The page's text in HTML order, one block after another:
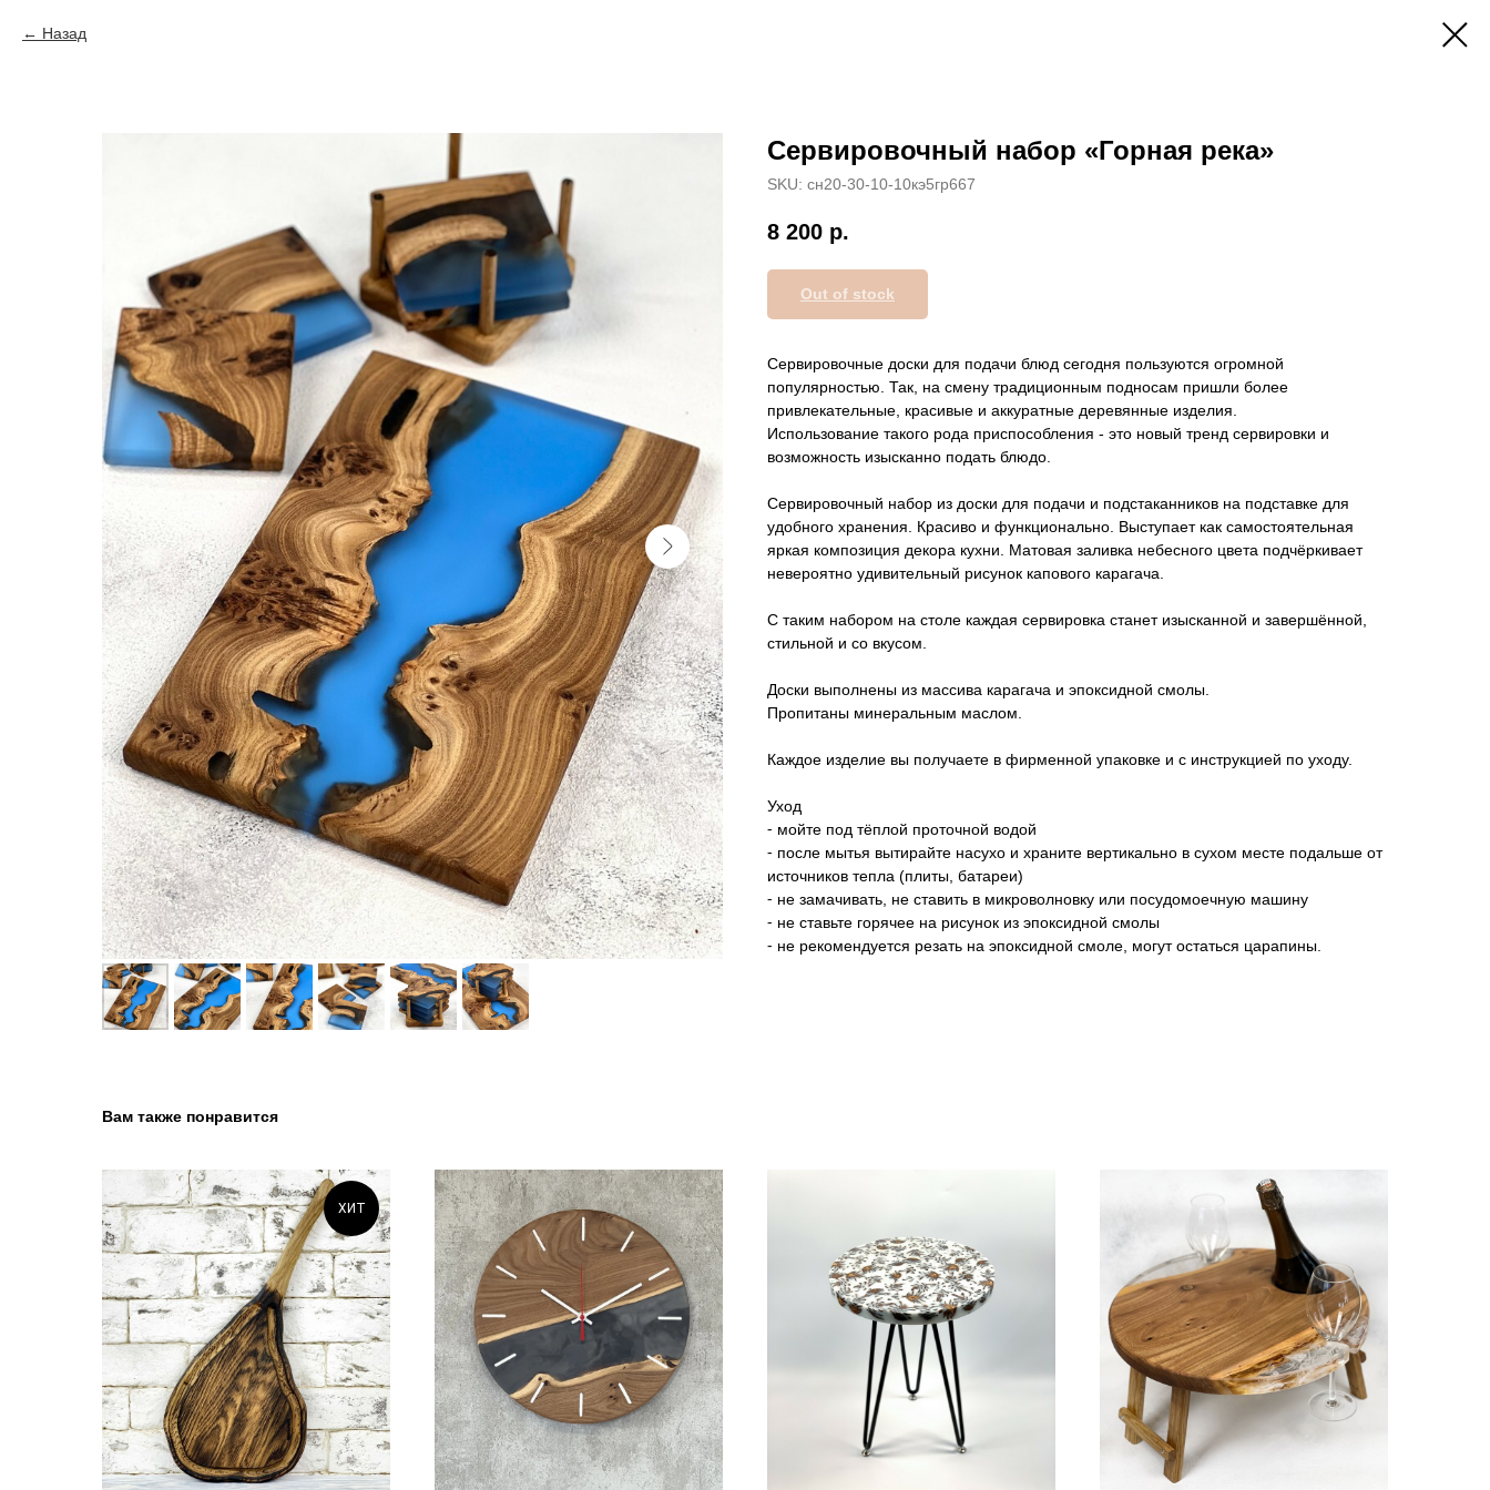
Назад
Сервировочный набор «Горная река»
SKU: сн20-30-10-10кэ5гр667
8 200 р.
Out of stock
Сервировочные доски для подачи блюд сегодня пользуются огромной
популярностью. Так, на смену традиционным подносам пришли более
привлекательные, красивые и аккуратные деревянные изделия.
Использование такого рода приспособления - это новый тренд сервировки и
возможность изысканно подать блюдо.
Сервировочный набор из доски для подачи и подстаканников на подставке для
удобного хранения. Красиво и функционально. Выступает как самостоятельная
яркая композиция декора кухни. Матовая заливка небесного цвета подчёркивает
невероятно удивительный рисунок капового карагача.
С таким набором на столе каждая сервировка станет изысканной и завершённой,
стильной и со вкусом.
Доски выполнены из массива карагача и эпоксидной смолы.
Пропитаны минеральным маслом.
Каждое изделие вы получаете в фирменной упаковке и с инструкцией по уходу.
Уход
⁃ мойте под тёплой проточной водой
⁃ после мытья вытирайте насухо и храните вертикально в сухом месте подальше от
источников тепла (плиты, батареи)
⁃ не замачивать, не ставить в микроволновку или посудомоечную машину
⁃ не ставьте горячее на рисунок из эпоксидной смолы
⁃ не рекомендуется резать на эпоксидной смоле, могут остаться царапины.
Вам также понравится
ХИТ